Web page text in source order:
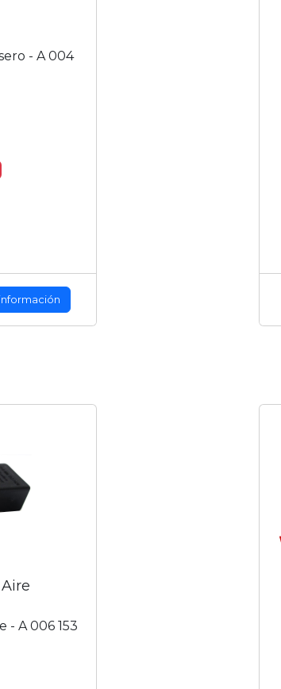
- A 004
- A 006 153